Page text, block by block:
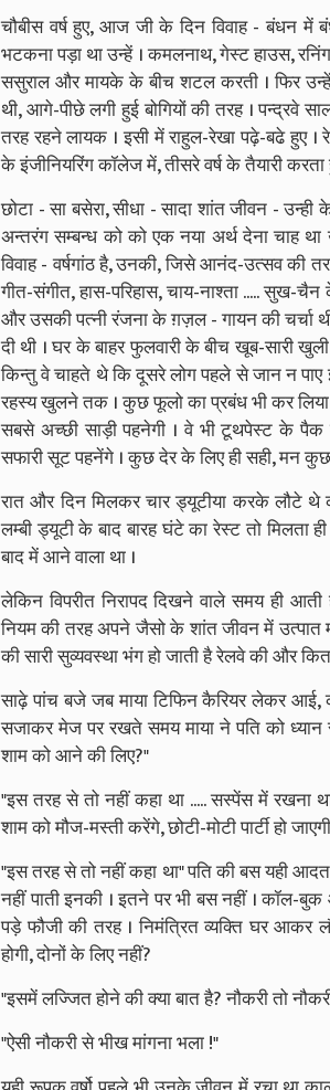
चौबीस वर्ष हुए, आज जी के दिन विवाह - बंधन
भटकना पड़ा था उन्हें । कमलनाथ, गेस्ट हाउस,
ससुराल और मायके के बीच शटल करती । फिर उन्हें
थी, आगे-पीछे लगी हुई बोगियों की तरह । पन्द्रवे
तरह रहने लायक । इसी में राहुल-रेखा पढ़े-बढे हुए ।
के इंजीनियरिंग कॉलेज में, तीसरे वर्ष के तैयारी
छोटा - सा बसेरा, सीधा - सादा शांत जीवन -
अन्तरंग सम्बन्ध को को एक नया अर्थ देना चाह
विवाह - वर्षगांठ है, उनकी, जिसे आनंद-उत्सव की
गीत-संगीत, हास-परिहास, चाय-नाश्ता ..... सुख-
और उसकी पत्नी रंजना के ग़ज़ल - गायन की चर्चा
दी थी । घर के बाहर फुलवारी के बीच खूब-सारी
किन्तु वे चाहते थे कि दूसरे लोग पहले से जान न पाए
रहस्य खुलने तक । कुछ फूलो का प्रबंध भी कर लिया
सबसे अच्छी साड़ी पहनेगी । वे भी टूथपेस्ट के
सफारी सूट पहनेंगे । कुछ देर के लिए ही सही, मन कुछ
रात और दिन मिलकर चार ड्यूटीया करके लौटे थे
लम्बी ड्यूटी के बाद बारह घंटे का रेस्ट तो मिलता
बाद में आने वाला था ।
लेकिन विपरीत निरापद दिखने वाले समय ही
नियम की तरह अपने जैसो के शांत जीवन में
की सारी सुव्यवस्था भंग हो जाती है रेलवे की और
साढ़े पांच बजे जब माया टिफिन कैरियर लेकर
सजाकर मेज पर रखते समय माया ने पति को
शाम को आने की लिए?"
"इस तरह से तो नहीं कहा था ..... सस्पेंस में रखना
शाम को मौज-मस्ती करेंगे, छोटी-मोटी पार्टी हो
"इस तरह से तो नहीं कहा था" पति की बस यही
नहीं पाती इनकी । इतने पर भी बस नहीं । कॉल-
पड़े फौजी की तरह । निमंत्रित व्यक्ति घर आकर
होगी, दोनों के लिए नहीं?
"इसमें लज्जित होने की क्या बात है? नौकरी तो
"ऐसी नौकरी से भीख मांगना भला !"